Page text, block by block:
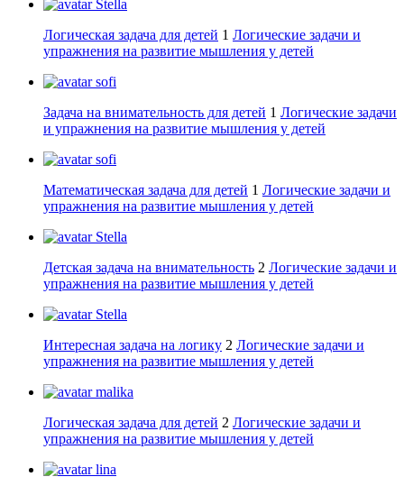
Stella
Логическая задача для детей 1 Логические задачи и
упражнения на развитие мышления у детей
sofi
Задача на внимательность для детей 1 Логические задачи
и упражнения на развитие мышления у детей
sofi
Математическая задача для детей 1 Логические задачи и
упражнения на развитие мышления у детей
Stella
Детская задача на внимательность 2 Логические задачи и
упражнения на развитие мышления у детей
Stella
Интересная задача на логику 2 Логические задачи и
упражнения на развитие мышления у детей
malika
Логическая задача для детей 2 Логические задачи и
упражнения на развитие мышления у детей
lina